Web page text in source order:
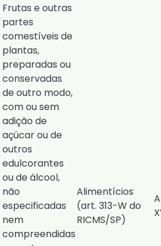
Frutas e outras
partes
comestíveis de
plantas,
preparadas ou
conservadas
de outro modo,
com ou sem
adição de
açúcar ou de
outros
edulcorantes
ou de álcool,
não
especificadas
nem
compreendidas
Alimentícios
(art. 313-W do
RICMS/SP)